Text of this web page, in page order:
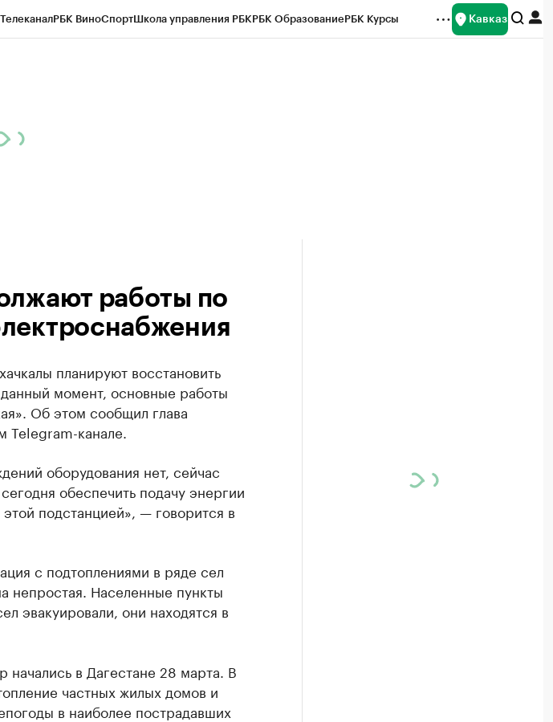
ТелеканалРБК ВиноСпортШкола управления РБКРБК ОбразованиеРБК Курсы Кавказ
работы по
планируют восстановить
момент, основные работы
Об этом сообщил глава
Telegram-канале.
оборудования нет, сейчас
обеспечить подачу энергии
подстанцией», — говорится в
с подтоплениями в ряде сел
непростая. Населенные пункты
эвакуировали, они находятся в
в Дагестане 28 марта. В
частных жилых домов и
в наиболее пострадавших